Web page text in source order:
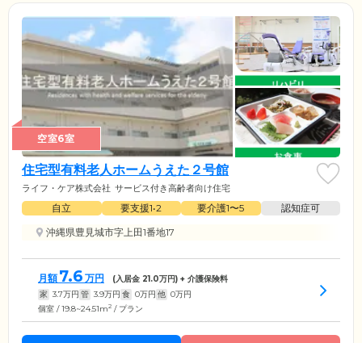
空室6室
住宅型有料老人ホームうえた２号館
ライフ・ケア株式会社 サービス付き高齢者向け住宅
自立 要支援1•2 要介護1〜5
認知症可
沖縄県豊見城市字上田1番地17
月額 7.6 万円 (入居金 21.0万円) + 介護保険料
家 3.7万円 管 3.9万円 食 0万円 他 0万円
個室 / 19.8~24.51m2 / プラン